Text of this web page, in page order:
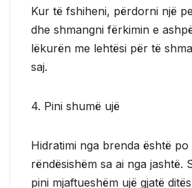
Kur të fshiheni, përdorni një
dhe shmangni fërkimin e
lëkurën me lehtësi për të
saj.
4. Pini shumë ujë
Hidratimi nga brenda është po
rëndësishëm sa ai nga jashtë.
pini mjaftueshëm ujë gjatë